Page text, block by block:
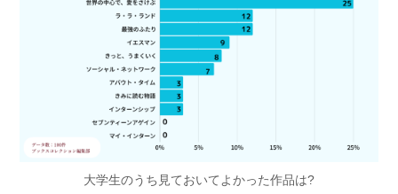
大学生のうち見ておいてよかった作品は?